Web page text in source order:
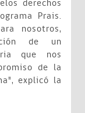
derechos
Prais.
nosotros,
de un
que nos
de la
explicó la